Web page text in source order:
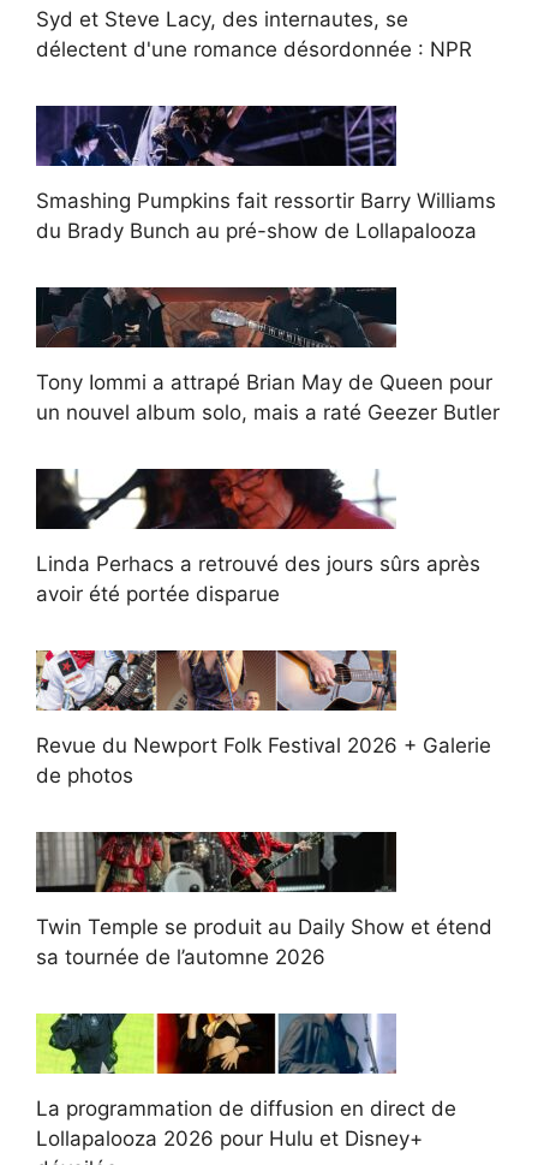
Syd et Steve Lacy, des internautes, se
délectent d'une romance désordonnée : NPR
Smashing Pumpkins fait ressortir Barry Williams
du Brady Bunch au pré-show de Lollapalooza
Tony Iommi a attrapé Brian May de Queen pour
un nouvel album solo, mais a raté Geezer Butler
Linda Perhacs a retrouvé des jours sûrs après
avoir été portée disparue
Revue du Newport Folk Festival 2026 + Galerie
de photos
Twin Temple se produit au Daily Show et étend
sa tournée de l’automne 2026
La programmation de diffusion en direct de
Lollapalooza 2026 pour Hulu et Disney+